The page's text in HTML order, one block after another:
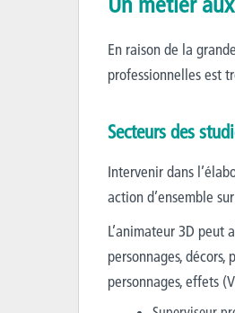
En raison de la
professionnelles est
Secteurs des
Intervenir dans
action d’ensemble
L’animateur 3D peut
personnages,
personnages, effets